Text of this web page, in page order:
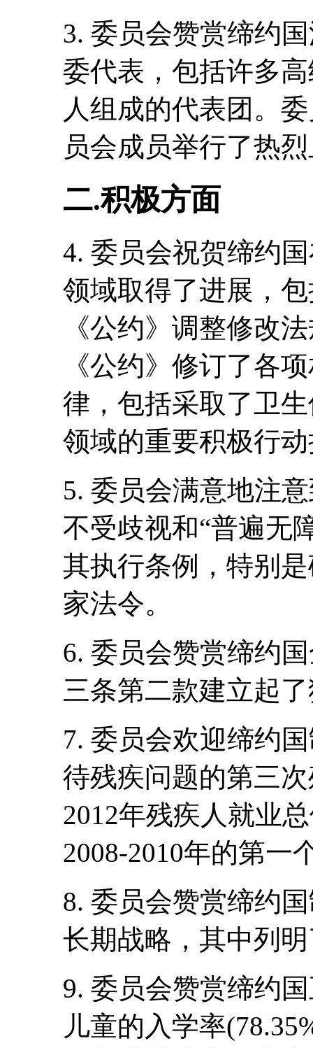
3. 委员会赞赏缔约
委代表，包括许多
人组成的代表团。
员会成员举行了热
二.积极方面
4. 委员会祝贺缔约
领域取得了进展，
《公约》调整修改
《公约》修订了各
律，包括采取了卫
领域的重要积极行
5. 委员会满意地注
不受歧视和“普遍无
其执行条例，特别
家法令。
6. 委员会赞赏缔约
三条第二款建立起
7. 委员会欢迎缔约
待残疾问题的第三
2012年残疾人就业
2008-2010年的第一
8. 委员会赞赏缔约
长期战略，其中列
9. 委员会赞赏缔约
儿童的入学率